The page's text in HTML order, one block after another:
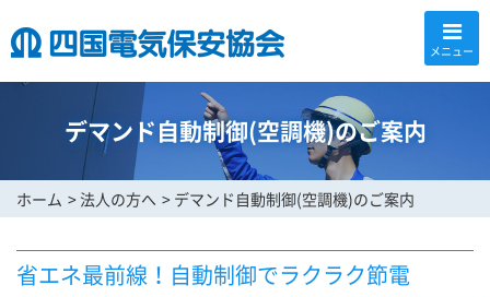
メニュー
デマンド自動制御(空調機)のご案内
ホーム 法人の方へ デマンド自動制御(空調機)のご案内
省エネ最前線！自動制御でラクラク節電